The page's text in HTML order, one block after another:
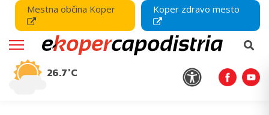
Mestna občina Koper Koper zdravo mesto
26.7°C